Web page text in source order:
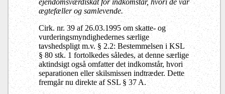
ægtefæller og samlevende.
Cirk. nr. 39 af 26.03.1995 om skatte- og
vurderingsmyndighedernes særlige
tavshedspligt m.v. § 2.2: Bestemmelsen i KSL
§ 80 stk. 1 fortolkedes således, at denne særlige
aktindsigt også omfatter det indkomstår, hvori
separationen eller skilsmissen indtræder. Dette
fremgår nu direkte af SSL § 37 A.